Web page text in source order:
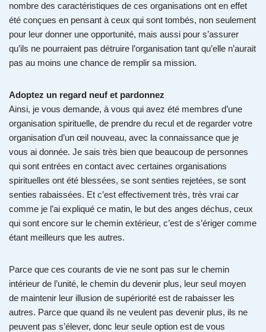
nombre des caractéristiques de ces organisations ont en effet
été conçues en pensant à ceux qui sont tombés, non seulement
pour leur donner une opportunité, mais aussi pour s’assurer
qu’ils ne pourraient pas détruire l’organisation tant qu’elle n’aurait
pas au moins une chance de remplir sa mission.
Adoptez un regard neuf et pardonnez
Ainsi, je vous demande, à vous qui avez été membres d’une
organisation spirituelle, de prendre du recul et de regarder votre
organisation d’un œil nouveau, avec la connaissance que je
vous ai donnée. Je sais très bien que beaucoup de personnes
qui sont entrées en contact avec certaines organisations
spirituelles ont été blessées, se sont senties rejetées, se sont
senties rabaissées. Et c’est effectivement très, très vrai car
comme je l’ai expliqué ce matin, le but des anges déchus, ceux
qui sont encore sur le chemin extérieur, c’est de s’ériger comme
étant meilleurs que les autres.
Parce que ces courants de vie ne sont pas sur le chemin
intérieur de l’unité, le chemin du devenir plus, leur seul moyen
de maintenir leur illusion de supériorité est de rabaisser les
autres. Parce que quand ils ne veulent pas devenir plus, ils ne
peuvent pas s’élever, donc leur seule option est de vous